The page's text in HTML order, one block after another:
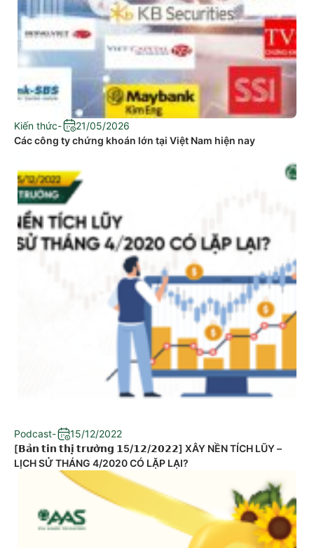
Kiến thức-
21/05/2026
Các công ty chứng khoán lớn tại Việt Nam hiện nay
Podcast-
15/12/2022
[𝗕𝗮̉𝗻 𝘁𝗶𝗻 𝘁𝗵𝗶̣ 𝘁𝗿𝘂̛𝗼̛̀𝗻𝗴 𝟭5/𝟭𝟮/𝟮𝟬𝟮𝟮] XÂY NỀN TÍCH LŨY –
LỊCH SỬ THÁNG 4/2020 CÓ LẶP LẠI?